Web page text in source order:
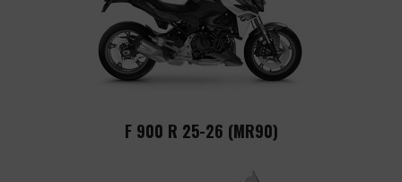
F 900 R 25-26 (MR90)